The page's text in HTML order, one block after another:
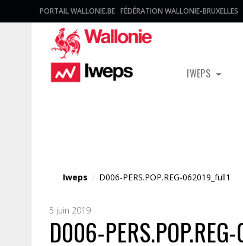
PORTAIL WALLONIE.BE FÉDÉRATION WALLONIE-BRUXELLES
IWEPS
Iweps / D006-PERS.POP.REG-062019_full1
5 juin 2019
D006-